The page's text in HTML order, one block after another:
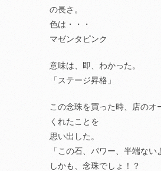
の長さ。
色は・・・
マゼンタピンク
意味は、即、わかった。
「ステージ昇格」
この念珠を買った時、店のオ
くれたことを
思い出した。
「この石、パワー、半端ない
しかも、念珠でしょ！？